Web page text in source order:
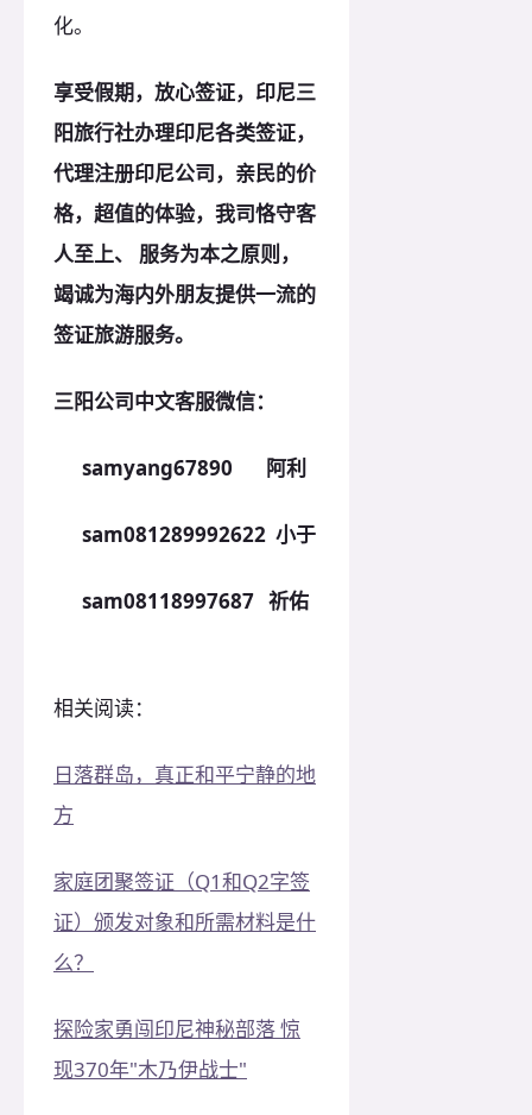
化。
享受假期，放心签证，印尼三
阳旅行社办理印尼各类签证，
代理注册印尼公司，亲民的价
格，超值的体验，我司恪守客
人至上、 服务为本之原则，
竭诚为海内外朋友提供一流的
签证旅游服务。
三阳公司中文客服微信：
samyang67890 阿利
sam081289992622 小于
sam08118997687 祈佑
相关阅读：
日落群岛，真正和平宁静的地
方
家庭团聚签证（Q1和Q2字签
证）颁发对象和所需材料是什
么？
探险家勇闯印尼神秘部落 惊
现370年"木乃伊战士"